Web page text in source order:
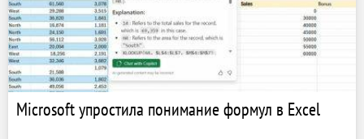
Microsoft упростила понимание формул в Excel